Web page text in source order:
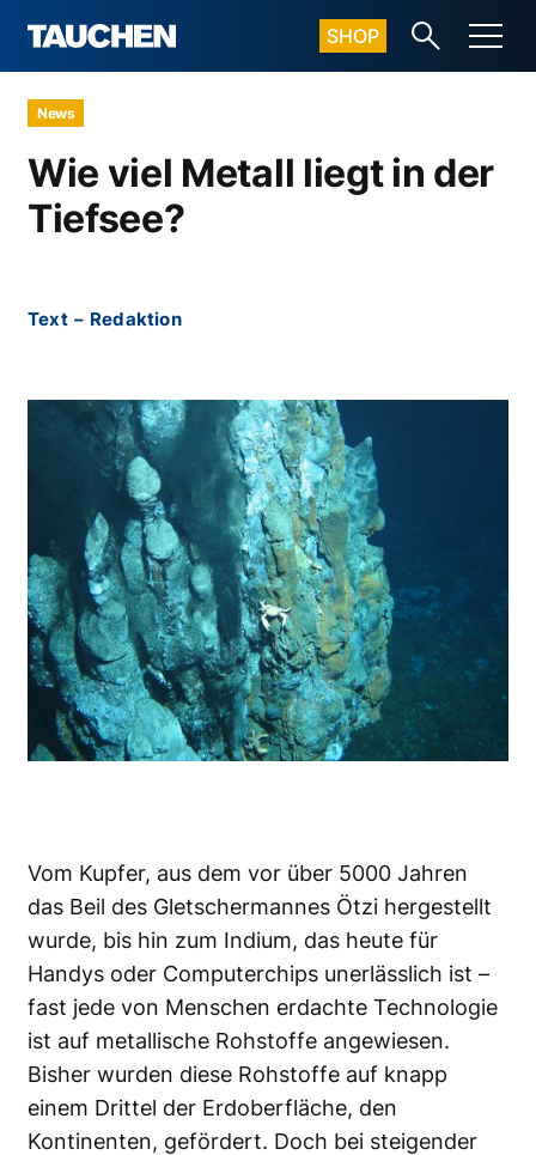
SHOP
News
Wie viel Metall liegt in der
Tiefsee?
Text – Redaktion
Vom Kupfer, aus dem vor über 5000 Jahren
das Beil des Gletschermannes Ötzi hergestellt
wurde, bis hin zum Indium, das heute für
Handys oder Computerchips unerlässlich ist –
fast jede von Menschen erdachte Technologie
ist auf metallische Rohstoffe angewiesen.
Bisher wurden diese Rohstoffe auf knapp
einem Drittel der Erdoberfläche, den
Kontinenten, gefördert. Doch bei steigender